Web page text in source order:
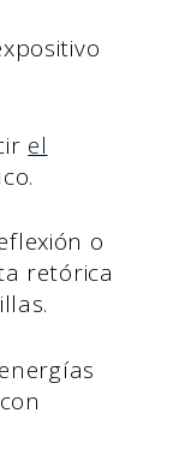
el
o
retórica